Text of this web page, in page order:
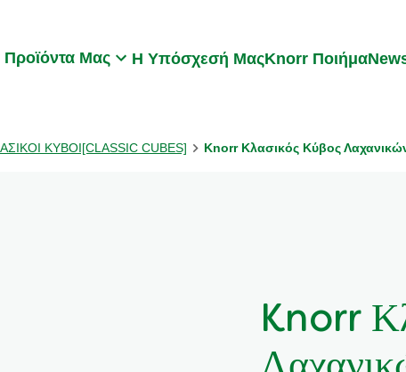
Προϊόντα Μας Η Υπόσχεσή ΜαςKnorr Ποιήμα
ΚΥΒΟΙ[CLASSIC CUBES] Knorr Κλασικός Κύβος
Knorr